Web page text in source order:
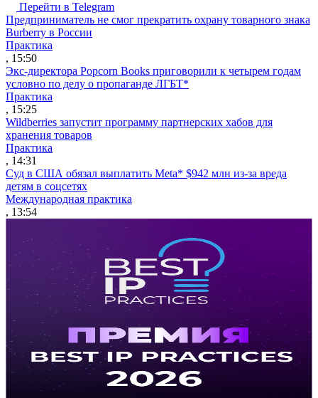
Перейти в Telegram
Предприниматель не смог прекратить охрану товарного знака
Burberry в России
Практика
, 15:50
Экс-директора Popcorn Books приговорили к четырем годам
условно по делу о пропаганде ЛГБТ*
Практика
, 15:25
Wildberries запустит программу партнерских хабов для
хранения товаров
Практика
, 14:31
Суд в США обязал выплатить Meta* $942 млн из-за вреда
детям в соцсетях
Международная практика
, 13:54